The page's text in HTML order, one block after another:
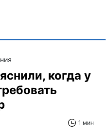
когда у
1 мин